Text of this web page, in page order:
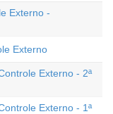
Externo -
Externo
Externo - 2ª
Externo - 1ª